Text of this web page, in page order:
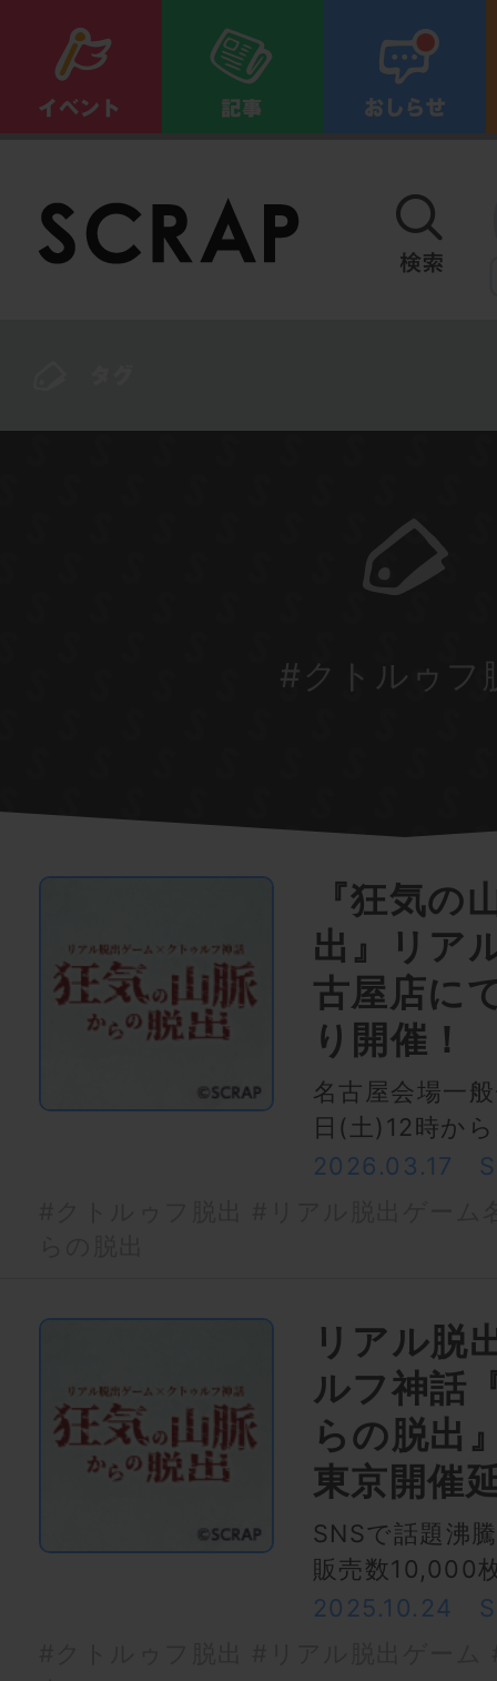
#クトルゥフ
『狂気の
出』リア
古屋店に
り開催！
名古屋会場一
日(土)12時か
2026.03.17
リアル脱
ルフ神話
らの脱出
東京開催
SNSで話題沸
販売数10,000
2025.10.24